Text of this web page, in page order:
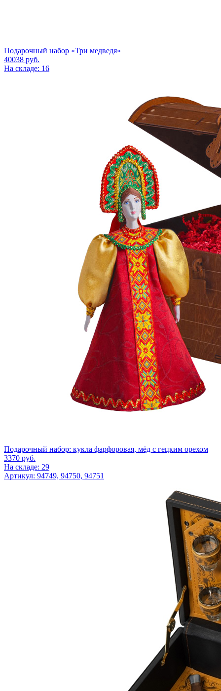
Подарочный набор «Три медведя»
40038 руб.
На складе: 16
Подарочный набор: кукла фарфоровая, мёд с гецким орехом
3370 руб.
На складе: 29
Артикул: 94749, 94750, 94751